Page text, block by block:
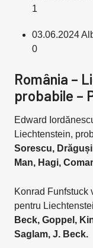
1
03.06.2024
0
România –
probabile –
Edward
Liechtenstein,
Sorescu,
Man, Hagi,
Konrad Funfstuck
pentru
Beck, Goppel,
Saglam, J. Beck.